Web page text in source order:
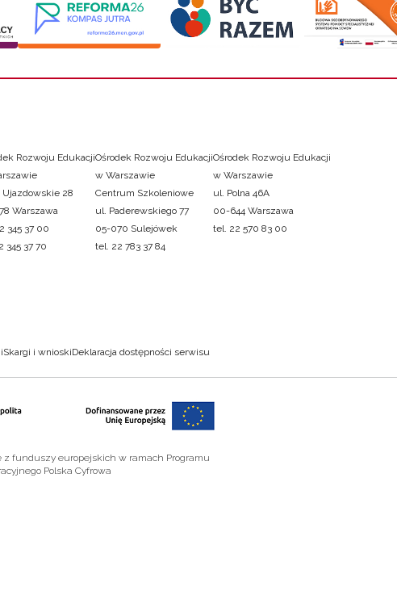
Rozwoju Edukacji
Ujazdowskie 28
Warszawa
345 37 00
345 37 70
Ośrodek Rozwoju Edukacji
w Warszawie
Centrum Szkoleniowe
ul. Paderewskiego 77
05-070 Sulejówek
tel. 22 783 37 84
Ośrodek Rozwoju Edukacji
w Warszawie
ul. Polna 46A
00-644 Warszawa
tel. 22 570 83 00
Skargi i wnioskiDeklaracja dostępności serwisu
funduszy europejskich w ramach Programu
Polska Cyfrowa